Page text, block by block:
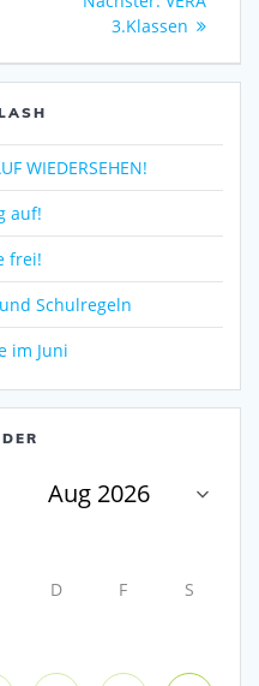
Beitrag:
3.Klassen
WIEDERSEHEN!
auf!
frei!
Schulregeln
im Juni
D F S